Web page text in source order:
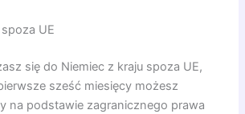
UE
się do Niemiec z kraju spoza UE,
sześć miesięcy możesz
na podstawie zagranicznego prawa